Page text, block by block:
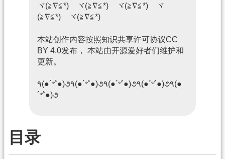
ヾ(≧∇≦*)ゝヾ(≧∇≦*)ゝヾ(≧∇≦*)ゝヾ
(≧∇≦*)ゝヾ(≧∇≦*)ゝ
本站创作内容按照知识共享许可协议CC
BY 4.0发布， 本站由开源爱好者们维护和
更新。
٩(●´৺`●)૭٩(●´৺`●)૭٩(●´৺`●)૭٩(●´৺`●)૭٩(●
´৺`●)૭
目录